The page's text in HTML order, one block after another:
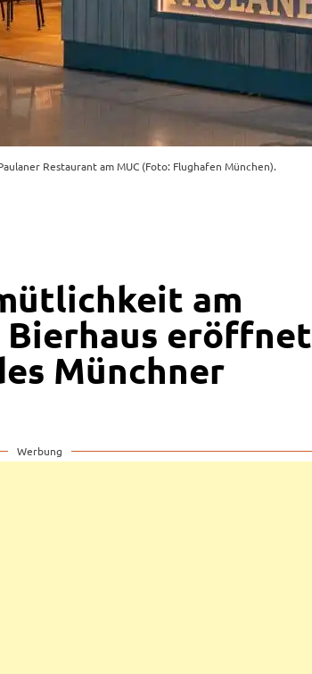
Restaurant am MUC (Foto: Flughafen München).
am
Bierhaus eröffnet
Münchner
Werbung